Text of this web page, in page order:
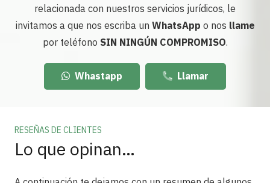
relacionada con nuestros servicios jurídicos, le
invitamos a que nos escriba un WhatsApp o nos llame
por teléfono SIN NINGÚN COMPROMISO.
Whastapp Llamar
RESEÑAS DE CLIENTES
Lo que opinan…